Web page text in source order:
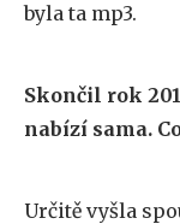
byla ta mp3.
Skončil rok
nabízí sama.
Určitě vyšla